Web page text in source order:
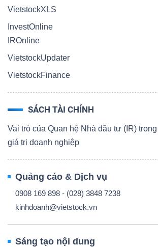
VietstockXLS
InvestOnline
IROnline
VietstockUpdater
VietstockFinance
SÁCH TÀI CHÍNH
Vai trò của Quan hệ Nhà đầu tư (IR)
giá trị doanh nghiệp
Quảng cáo & Dịch vụ
0908 169 898 - (028) 3848 7238
kinhdoanh@vietstock.vn
Sáng tạo nội dung